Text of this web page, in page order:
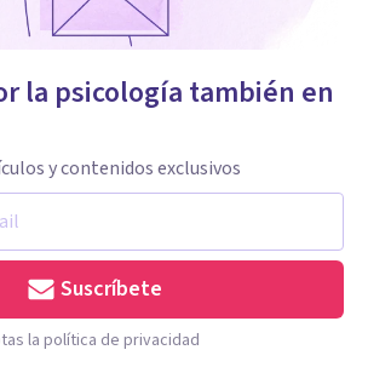
la psicología también en
y contenidos exclusivos
Suscríbete
la política de privacidad